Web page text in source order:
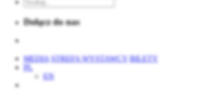
Dołącz do nas
MEDIA STREFA WYSTAWCY BILETY
PL
EN